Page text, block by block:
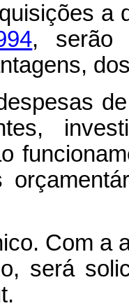
a
, serão
Com a
será